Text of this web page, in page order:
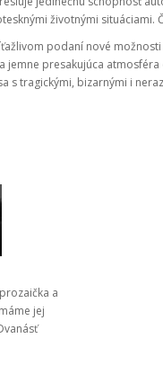
životnými
podaní nové
jemne presakujúca
s tragickými, bizarnými i
a
jej